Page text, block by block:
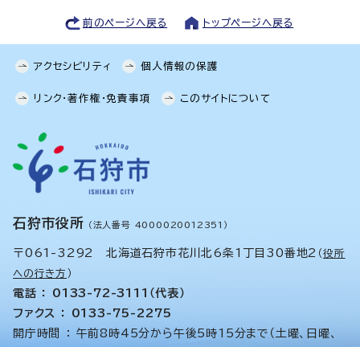
前のページへ戻る トップページへ戻る
アクセシビリティ 個人情報の保護
リンク・著作権・免責事項 このサイトについて
石狩市役所 （法人番号 4000020012351）
〒061-3292 北海道石狩市花川北6条1丁目30番地2 （役所
への行き方 ）
電話 ： 0133-72-3111（代表）
ファクス ： 0133-75-2275
開庁時間 ： 午前8時45分から午後5時15分まで（土曜、日曜、